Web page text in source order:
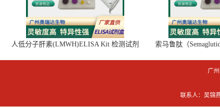
人低分子肝素(LMWH)ELISA Kit 检测试剂
索马鲁肽（
广
联系人：吴锦